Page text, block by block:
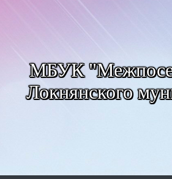
МБУК
Локнянского